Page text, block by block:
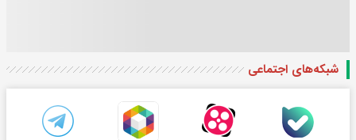
شبکه‌های اجتماعی